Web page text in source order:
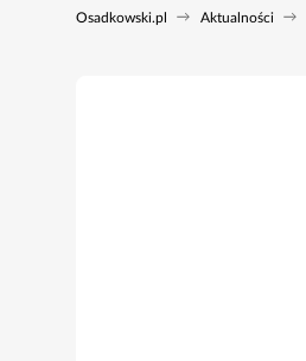
Osadkowski.pl Aktualności